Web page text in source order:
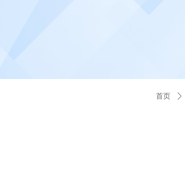
首页 ꄲ